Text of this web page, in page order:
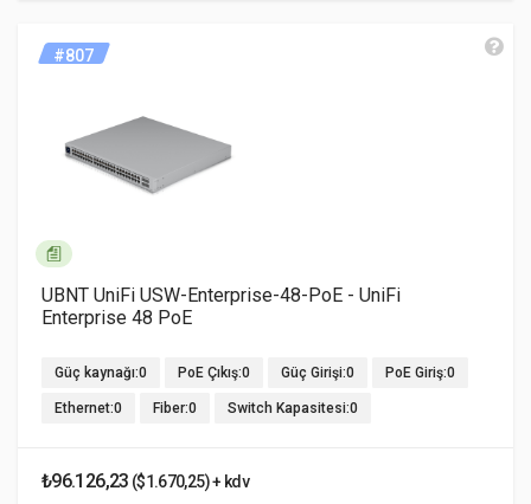
#807
UBNT UniFi USW-Enterprise-48-PoE - UniFi
Enterprise 48 PoE
Güç kaynağı:0 PoE Çıkış:0 Güç Girişi:0 PoE Giriş:0
Ethernet:0 Fiber:0 Switch Kapasitesi:0
₺96.126,23 ($1.670,25) + kdv